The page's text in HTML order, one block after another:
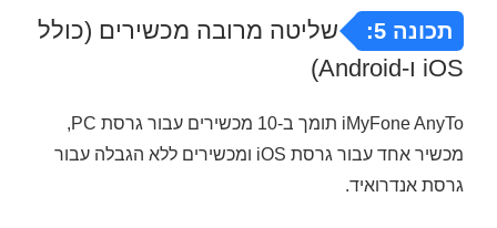
תכונה 5:
שליטה מרובה מכשירים (כולל
iOS ו-Android)
iMyFone AnyTo תומך ב-10 מכשירים עבור גרסת PC,
מכשיר אחד עבור גרסת iOS ומכשירים ללא הגבלה עבור
גרסת אנדרואיד.